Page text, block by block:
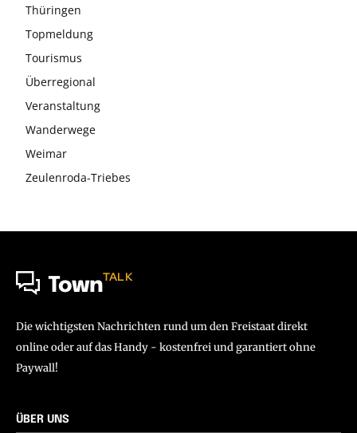
Thüringen
Topmeldung
Tourismus
Überregional
Veranstaltung
Wanderwege
Weimar
Zeulenroda-Triebes
TownTALK
Die wichtigsten Nachrichten rund um den Freistaat direkt
online oder auf das Handy - kostenfrei und garantiert ohne
Paywall!
ÜBER UNS